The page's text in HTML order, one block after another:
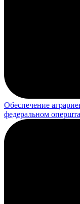
Обеспечение
федеральном